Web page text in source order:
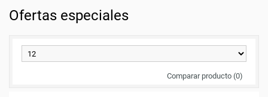
Ofertas especiales
Comparar producto (0)